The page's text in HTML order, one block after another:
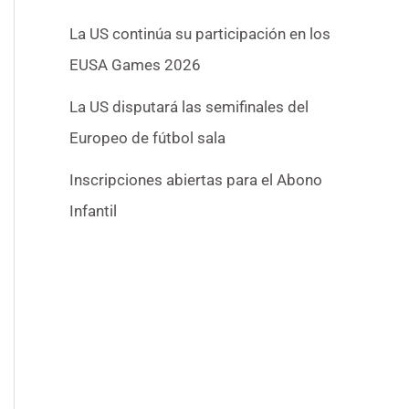
La US continúa su participación en los
EUSA Games 2026
La US disputará las semifinales del
Europeo de fútbol sala
Inscripciones abiertas para el Abono
Infantil